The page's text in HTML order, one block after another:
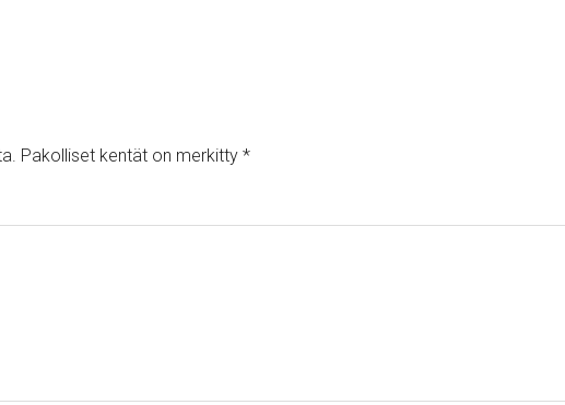
Pakolliset kentät on merkitty *